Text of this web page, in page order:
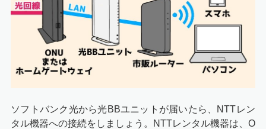
ソフトバンク光から光BBユニットが届いたら、NTTレン
タル機器への接続をしましょう。NTTレンタル機器は、O